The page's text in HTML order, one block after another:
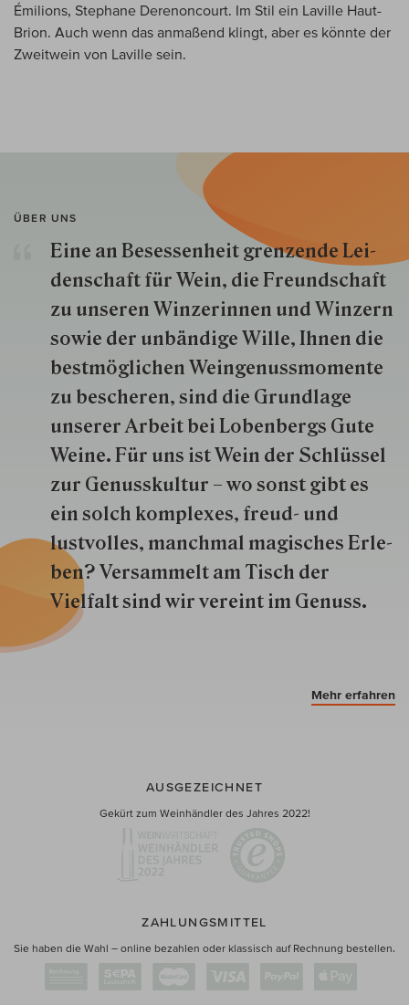
Émilions, Stephane Derenoncourt. Im Stil ein Laville Haut-
Brion. Auch wenn das anmaßend klingt, aber es könnte der
Zweitwein von Laville sein.
ÜBER UNS
Eine an Besessenheit gren­zende Lei­
den­schaft für Wein, die Freund­schaft
zu unseren Win­zer­innen und Win­zern
so­wie der un­bän­dige Wille, Ihnen die
best­mög­lich­en Wein­genuss­momente
zu besche­ren, sind die Grund­lage
unserer Arbeit bei Lobenbergs Gute
Weine. Für uns ist Wein der Schlüs­sel
zur Genuss­kultur – wo sonst gibt es
ein solch kom­plexes, freud- und
lustvolles, manchmal ma­gisch­es Er­le­
ben? Versammelt am Tisch der
Vielfalt sind wir ver­eint im Genuss.
Mehr erfahren
AUSGEZEICHNET
Gekürt zum Weinhändler des Jahres 2022!
ZAHLUNGSMITTEL
Sie haben die Wahl – online bezahlen oder klassisch auf Rechnung bestellen.